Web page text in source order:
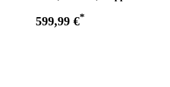
599,99 €*